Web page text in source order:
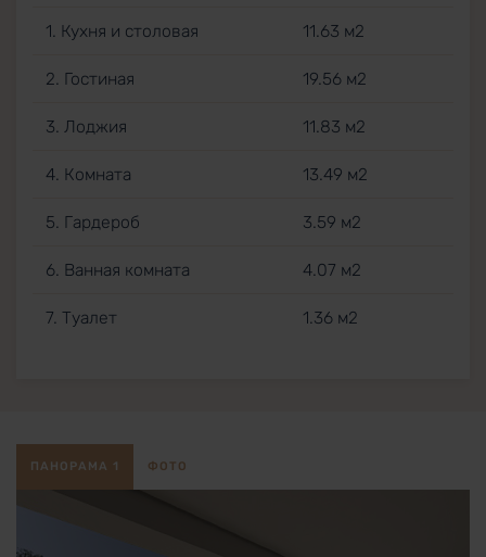
1. Кухня и столовая 11.63 м2
2. Гостиная 19.56 м2
3. Лоджия 11.83 м2
4. Комната 13.49 м2
5. Гардероб 3.59 м2
6. Ванная комната 4.07 м2
7. Туалет 1.36 м2
ПАНОРАМА 1 ФОТО